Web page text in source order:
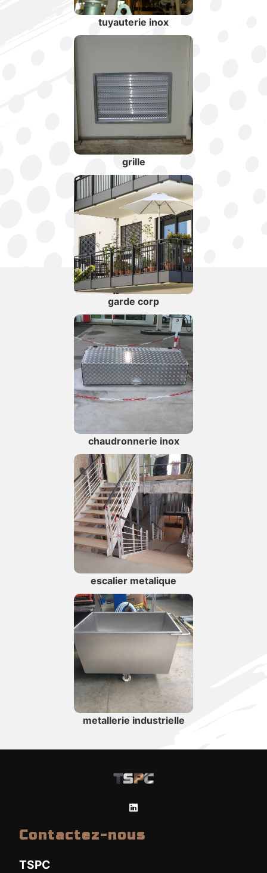
tuyauterie inox
grille
garde corp
chaudronnerie inox
escalier metalique
metallerie industrielle
Contactez-nous
TSPC